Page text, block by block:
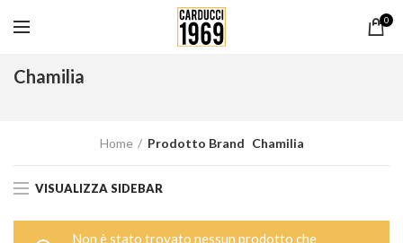
0
Chamilia
Home Prodotto Brand Chamilia
VISUALIZZA SIDEBAR
Non è stato trovato nessun prodotto che